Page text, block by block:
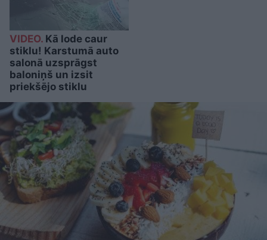
VIDEO. Kā lode caur
stiklu! Karstumā auto
salonā uzsprāgst
baloniņš un izsit
priekšējo stiklu